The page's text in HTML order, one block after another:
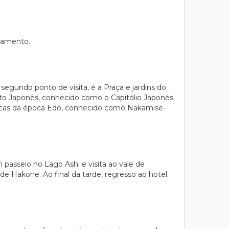
ponto de visita, é a Praça e jardins do
Japonês, conhecido como o Capitólio Japonês.
da época Edo, conhecido como Nakamise-
no Lago Ashi e visita ao vale de
Hakone. Ao final da tarde, regresso ao hotel.